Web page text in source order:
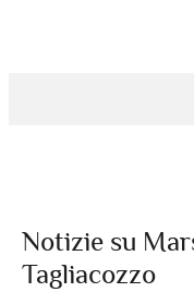
Notizie su
Tagliacozzo